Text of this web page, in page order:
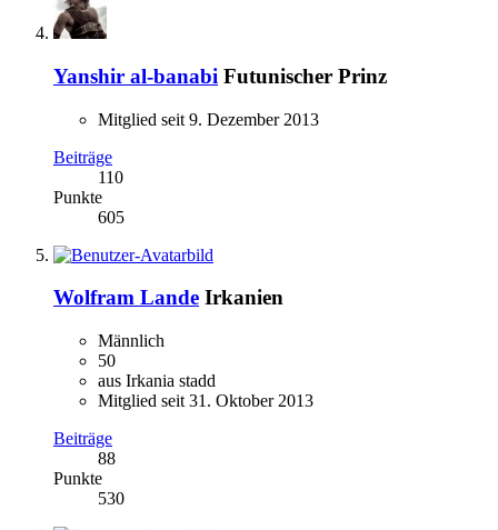
Yanshir al-banabi Futunischer Prinz
Mitglied seit 9. Dezember 2013
Beiträge
110
Punkte
605
Wolfram Lande Irkanien
Männlich
50
aus Irkania stadd
Mitglied seit 31. Oktober 2013
Beiträge
88
Punkte
530